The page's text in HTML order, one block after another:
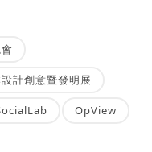
計創意暨發明展
OpView